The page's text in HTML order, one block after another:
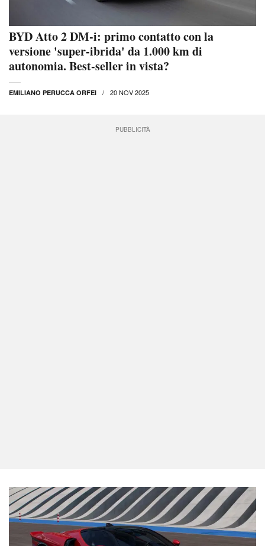
BYD Atto 2 DM-i: primo contatto con la
versione 'super-ibrida' da 1.000 km di
autonomia. Best-seller in vista?
EMILIANO PERUCCA ORFEI 20 NOV 2025
PUBBLICITÀ